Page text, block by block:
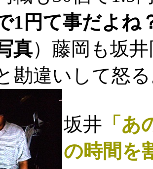
1円て事だよね
真）藤岡も坂
勘違いして怒
坂井 「
の時間を